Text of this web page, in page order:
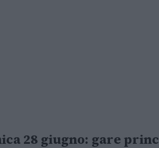
28 giugno: gare